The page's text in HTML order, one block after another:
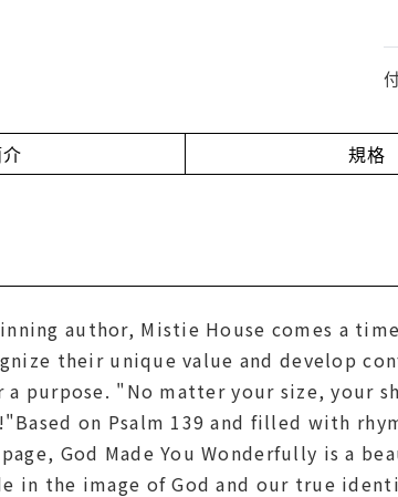
規格
author, Mistie House comes a
their unique value and develop
purpose. "No matter your size, your
on Psalm 139 and filled with
God Made You Wonderfully is a
in the image of God and our true